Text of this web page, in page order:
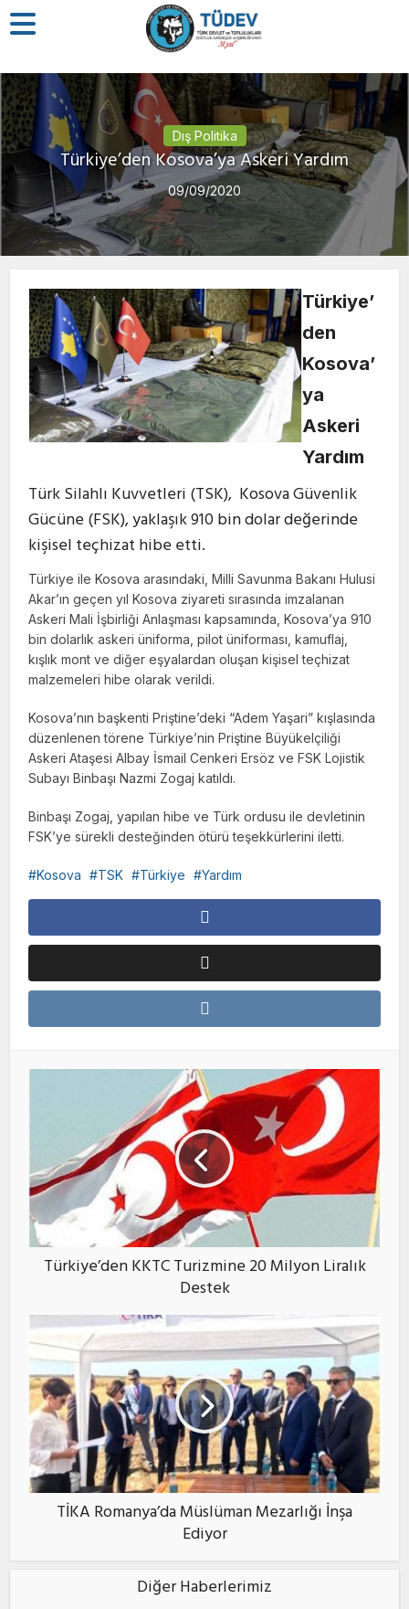
Dış Politika
Türkiye’den Kosova’ya Askeri Yardım
09/09/2020
Türkiye’
den
Kosova’
ya
Askeri
Yardım
Türk Silahlı Kuvvetleri (TSK), Kosova Güvenlik
Gücüne (FSK), yaklaşık 910 bin dolar değerinde
kişisel teçhizat hibe etti.
Türkiye ile Kosova arasındaki, Milli Savunma Bakanı Hulusi
Akar’ın geçen yıl Kosova ziyareti sırasında imzalanan
Askeri Mali İşbirliği Anlaşması kapsamında, Kosova’ya 910
bin dolarlık askeri üniforma, pilot üniforması, kamuflaj,
kışlık mont ve diğer eşyalardan oluşan kişisel teçhizat
malzemeleri hibe olarak verildi.
Kosova’nın başkenti Priştine’deki “Adem Yaşari” kışlasında
düzenlenen törene Türkiye’nin Priştine Büyükelçiliği
Askeri Ataşesi Albay İsmail Cenkeri Ersöz ve FSK Lojistik
Subayı Binbaşı Nazmi Zogaj katıldı.
Binbaşı Zogaj, yapılan hibe ve Türk ordusu ile devletinin
FSK’ye sürekli desteğinden ötürü teşekkürlerini iletti.
Kosova TSK Türkiye Yardım
Türkiye’den KKTC Turizmine 20 Milyon Liralık
Destek
TİKA Romanya’da Müslüman Mezarlığı İnşa
Ediyor
Diğer Haberlerimiz